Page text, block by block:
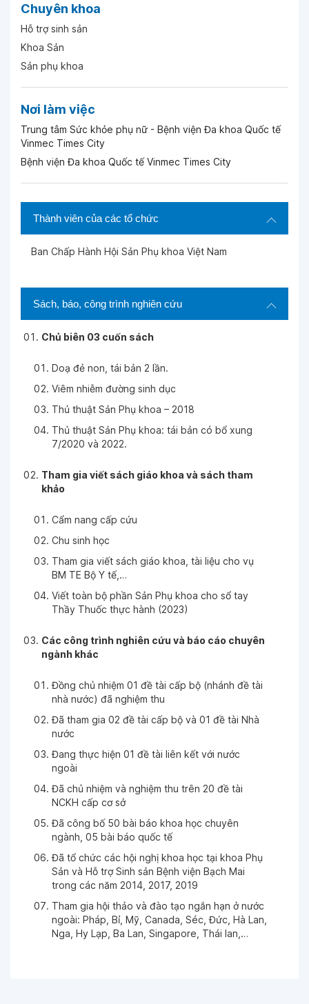
Chuyên khoa
Hỗ trợ sinh sản
Khoa Sản
Sản phụ khoa
Nơi làm việc
Trung tâm Sức khỏe phụ nữ - Bệnh viện Đa khoa Quốc tế
Vinmec Times City
Bệnh viện Đa khoa Quốc tế Vinmec Times City
Thành viên của các tổ chức
Ban Chấp Hành Hội Sản Phụ khoa Việt Nam
Sách, báo, công trình nghiên cứu
Chủ biên 03 cuốn sách
Doạ đẻ non, tái bản 2 lần.
Viêm nhiễm đường sinh dục
Thủ thuật Sản Phụ khoa – 2018
Thủ thuật Sản Phụ khoa: tái bản có bổ xung
7/2020 và 2022.
Tham gia viết sách giáo khoa và sách tham
khảo
Cẩm nang cấp cứu
Chu sinh học
Tham gia viết sách giáo khoa, tài liệu cho vụ
BM TE Bộ Y tế,…
Viết toàn bộ phần Sản Phụ khoa cho sổ tay
Thầy Thuốc thực hành (2023)
Các công trình nghiên cứu và báo cáo chuyên
ngành khác
Đồng chủ nhiệm 01 đề tài cấp bộ (nhánh đề tài
nhà nước) đã nghiệm thu
Đã tham gia 02 đề tài cấp bộ và 01 đề tài Nhà
nước
Đang thực hiện 01 đề tài liên kết với nước
ngoài
Đã chủ nhiệm và nghiệm thu trên 20 đề tài
NCKH cấp cơ sở
Đã công bố 50 bài báo khoa học chuyên
ngành, 05 bài báo quốc tế
Đã tổ chức các hội nghị khoa học tại khoa Phụ
Sản và Hỗ trợ Sinh sản Bệnh viện Bạch Mai
trong các năm 2014, 2017, 2019
Tham gia hội thảo và đào tạo ngắn hạn ở nước
ngoài: Pháp, Bỉ, Mỹ, Canada, Séc, Đức, Hà Lan,
Nga, Hy Lạp, Ba Lan, Singapore, Thái lan,…
Ngày 29-10-2025
Ngày 28-10-2025
Ngày 24-10-2025
Ngày 24-10-2025